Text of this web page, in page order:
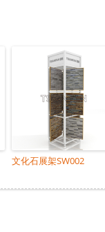
文化石展架SW002